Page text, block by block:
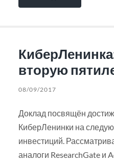
вторую
08/09/2017
Доклад посвящён
КиберЛенинки на
инвестиций.
аналоги ResearchGate и